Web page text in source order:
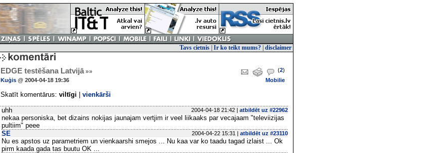
Tavs cietnis Ir ko teikt mums? disclaimer
EDGE testēšana Latvijā»» (2)
Kuģis @ 2004-04-18 19:36 Mobilie
Skatīt komentārus: viltīgi vienkārši
uhh 2004-04-18 21:42 | atbildēt uz #22962
nekaa personiska, bet dizains nokijas jaunajam vertjim ir veel liikaaks par vecajaam "televiizijas
pultiim" peee
SE
2004-04-22 15:31 | atbildēt uz #23110
Nu es apstos uz parametriem un vienkaarshi smejos ... Nu kaa var ko taadu tagad izlaist ... Ok
pirm kaada gada tas buutu OK ...